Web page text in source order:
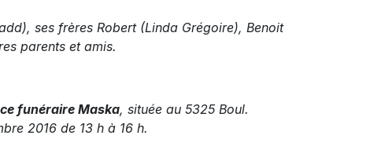
ses frères Robert (Linda Grégoire), Benoit
parents et amis.
funéraire Maska, située au 5325 Boul.
2016 de 13 h à 16 h.